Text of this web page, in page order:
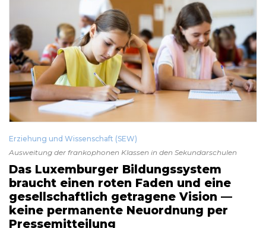
Erziehung und Wissenschaft (SEW)
Ausweitung der frankophonen Klassen in den Sekundarschulen
Das Luxemburger Bildungssystem
braucht einen roten Faden und eine
gesellschaftlich getragene Vision —
keine permanente Neuordnung per
Pressemitteilung